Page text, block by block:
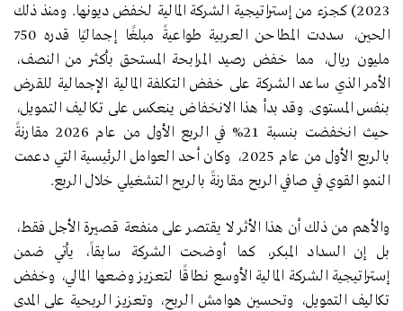
2023) كجزء من إستراتيجية الشركة المالية لخفض ديونها. ومنذ ذلك
الحين، سددت المطاحن العربية طواعيةً مبلغًا إجماليًا قدره 750
مليون ريال، مما خفض رصيد المرابحة المستحق بأكثر من النصف،
الأمر الذي ساعد الشركة على خفض التكلفة المالية الإجمالية للقرض
بنفس المستوى. وقد بدأ هذا الانخفاض ينعكس على تكاليف التمويل،
حيث انخفضت بنسبة 21% في الربع الأول من عام 2026 مقارنةً
بالربع الأول من عام 2025، وكان أحد العوامل الرئيسية التي دعمت
النمو القوي في صافي الربح مقارنةً بالربح التشغيلي خلال الربع.
والأهم من ذلك أن هذا الأثر لا يقتصر على منفعة قصيرة الأجل فقط،
بل إن السداد المبكر، كما أوضحت الشركة سابقاً، يأتي ضمن
إستراتيجية الشركة المالية الأوسع نطاقًا لتعزيز وضعها المالي، وخفض
تكاليف التمويل، وتحسين هوامش الربح، وتعزيز الربحية على المدى